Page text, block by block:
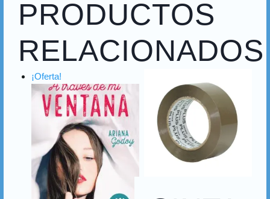
PRODUCTOS
RELACIONADOS
¡Oferta!